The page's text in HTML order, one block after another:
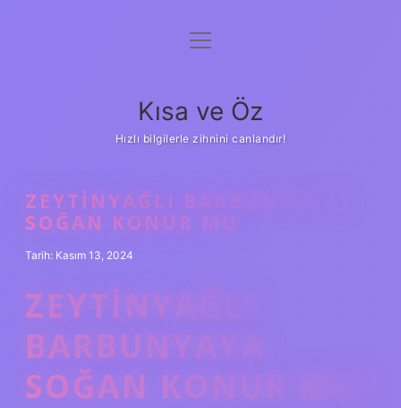
Anasayfa
Yasal Uyarı
menüyü
Kısa ve Öz
Hızlı bilgilerle zihnini canlandır!
ZEYTINYAĞLI BARBUNYA YA
SOĞAN KONUR MU
Tarih: Kasım 13, 2024
ZEYTINYAĞLI
BARBUNYAYA
SOĞAN KONUR MU?